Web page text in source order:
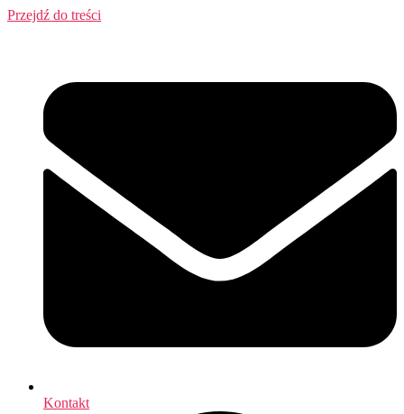
Przejdź do treści
Kontakt